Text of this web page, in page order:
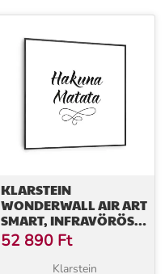
KLARSTEIN
WONDERWALL AIR ART
SMART, INFRAVÖRÖS
HŐSUGÁRZÓ, 60 X 60
CM, 350 W, MOTTÓ
52 890 Ft
Klarstein